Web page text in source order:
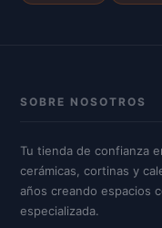
SOBRE NOSOTROS
Tu tienda de confianza
cerámicas, cortinas y
años creando espacios
especializada.